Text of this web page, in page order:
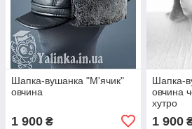
Шапка-вушанка "М'ячик"
овчина
1 900 ₴
Шапка-
овчина
хутро
1 900